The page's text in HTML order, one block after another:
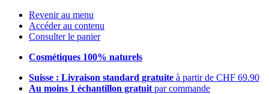
Revenir au menu
Accéder au contenu
Consulter le panier
Cosmétiques 100% naturels
Suisse : Livraison standard gratuite à partir de CHF 69.90
Au moins 1 échantillon gratuit par commande